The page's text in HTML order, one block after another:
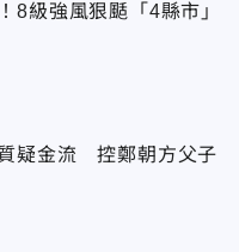
8級強風狠颳「4縣市」
疑金流 控鄭朝方父子